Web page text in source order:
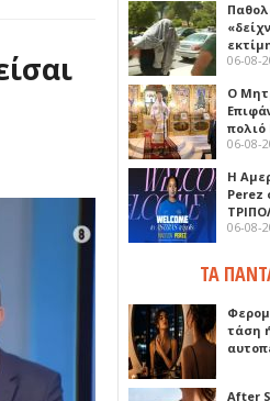
06-08-
Ο
06-08-
Η
Perez
06-08-
ΤΑ
τάση
After